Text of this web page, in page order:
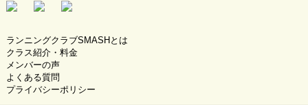
ランニングクラブSMASHとは
クラス紹介・料金
メンバーの声
よくある質問
プライバシーポリシー